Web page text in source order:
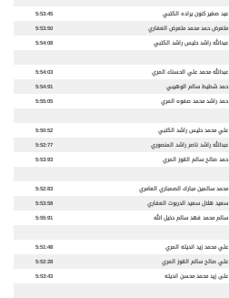
عيد صغير كنون يراده الكتبي
5:53:45
متعرض حمد محمد متعرض العفاري
5:53:50
عبدالله راشد حليس راشد الكتبي 5:54:08
عبدالله محمد علي الحسناء المري
5:54:03
حمد شطيط سالم الوهيبي
5:54:91
حمد راشد محمد صفوه المري 5:55:05
علي محمد حليس راشد الكتبي
5:50:52
عبدالله راشد ناصر راشد المنصوري
5:52:77
حمد صالح سالم القوز المري 5:53:93
محمد سالمين مبارك الصمباري العامري
5:52:83
سعيد هلال سعيد الدربوت العفاري
5:53:58
سالم محمد فهد سالم دخيل الله 5:55:91
علي محمد زيد انديله المري
5:51:48
علي صالح سالم القوز المري
5:52:28
على زيد محمد محسن انديله 5:53:43